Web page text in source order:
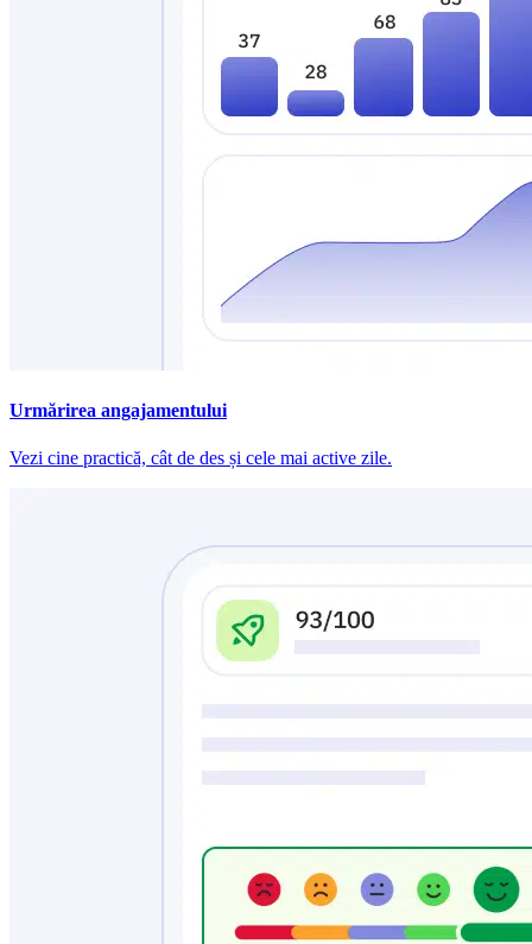
Urmărirea angajamentului
Vezi cine practică, cât de des și cele mai active zile.